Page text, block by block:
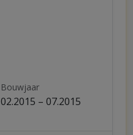
Bouwjaar
02.2015 – 07.2015